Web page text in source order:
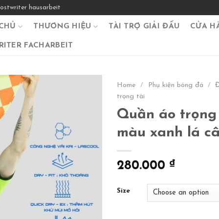
hausarbeit
THƯƠNG HIỆU TÀI TRỢ GIẢI ĐẤU CỬA
FACHARBEIT
Home / Phụ kiện bóng đá /
trọng tài
Quần áo
màu xanh lá
280.000 ₫
Size